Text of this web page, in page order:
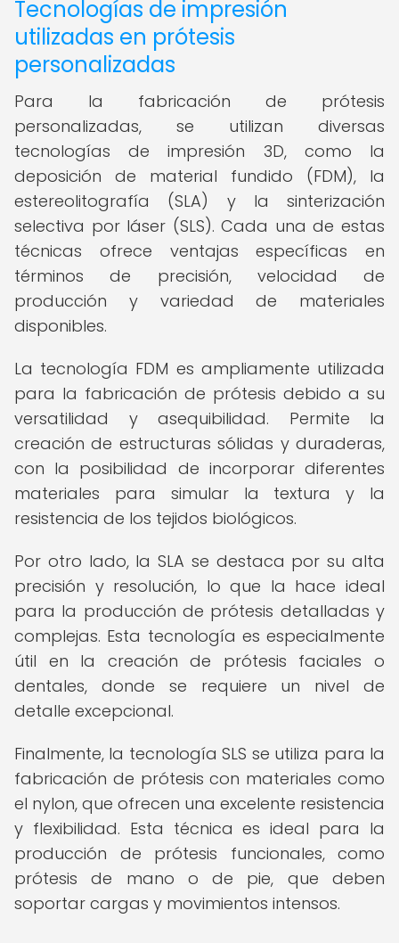
Tecnologías de impresión
utilizadas en prótesis
personalizadas
Para la fabricación de prótesis
personalizadas, se utilizan diversas
tecnologías de impresión 3D, como la
deposición de material fundido (FDM), la
estereolitografía (SLA) y la sinterización
selectiva por láser (SLS). Cada una de estas
técnicas ofrece ventajas específicas en
términos de precisión, velocidad de
producción y variedad de materiales
disponibles.
La tecnología FDM es ampliamente utilizada
para la fabricación de prótesis debido a su
versatilidad y asequibilidad. Permite la
creación de estructuras sólidas y duraderas,
con la posibilidad de incorporar diferentes
materiales para simular la textura y la
resistencia de los tejidos biológicos.
Por otro lado, la SLA se destaca por su alta
precisión y resolución, lo que la hace ideal
para la producción de prótesis detalladas y
complejas. Esta tecnología es especialmente
útil en la creación de prótesis faciales o
dentales, donde se requiere un nivel de
detalle excepcional.
Finalmente, la tecnología SLS se utiliza para la
fabricación de prótesis con materiales como
el nylon, que ofrecen una excelente resistencia
y flexibilidad. Esta técnica es ideal para la
producción de prótesis funcionales, como
prótesis de mano o de pie, que deben
soportar cargas y movimientos intensos.